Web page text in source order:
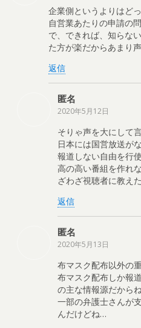
企業側というよりはど
自営業あたりの申請の
で、できれば、知らな
た方が楽だからあまり
返信
匿名
2020年5月12日
そりゃ声を大にして
日本には国営放送が
報道しない自由を行
高の高い番組を作れ
ざわざ視聴者に教え
返信
匿名
2020年5月13日
布マスク配布以外の
布マスク配布しか報
の主な情報源だから
一部の弁護士さんが
んだけどね…